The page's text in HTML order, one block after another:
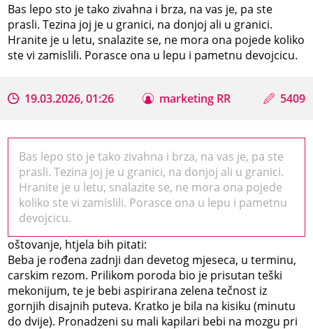
Bas lepo sto je tako zivahna i brza, na vas je, pa ste
prasli. Tezina joj je u granici, na donjoj ali u granici.
Hranite je u letu, snalazite se, ne mora ona pojede koliko
ste vi zamislili. Porasce ona u lepu i pametnu devojcicu.
19.03.2026, 01:26 marketing RR 5409
Bas lepo sto je tako zivahna i brza, na vas je, pa ste
prasli. Tezina joj je u granici, na donjoj ali u granici.
Hranite je u letu, snalazite se, ne mora ona pojede
koliko ste vi zamislili. Porasce ona u lepu i pametnu
devojcicu.
oštovanje, htjela bih pitati:
Beba je rođena zadnji dan devetog mjeseca, u terminu,
carskim rezom. Prilikom poroda bio je prisutan teški
mekonijum, te je bebi aspirirana zelena tečnost iz
gornjih disajnih puteva. Kratko je bila na kisiku (minutu
do dvije). Pronadzeni su mali kapilari bebi na mozgu pri